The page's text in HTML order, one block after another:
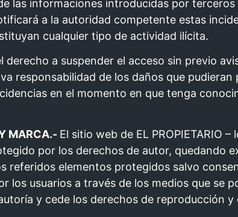
las informaciones introducidas por
a la autoridad competente estas
cualquier tipo de actividad ilícita.
derecho a suspender el acceso sin previo
responsabilidad de los daños que
en el momento en que tenga
MARCA.- El sitio web de EL PROPIETARIO
por los derechos de autor, quedando
elementos protegidos salvo
los usuarios a través de los medios que se
y cede los derechos de reproducción y